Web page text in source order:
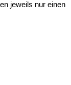
jeweils nur einen